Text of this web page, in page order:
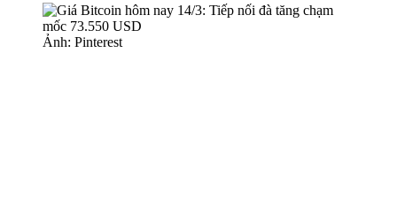
Ảnh: Pinterest